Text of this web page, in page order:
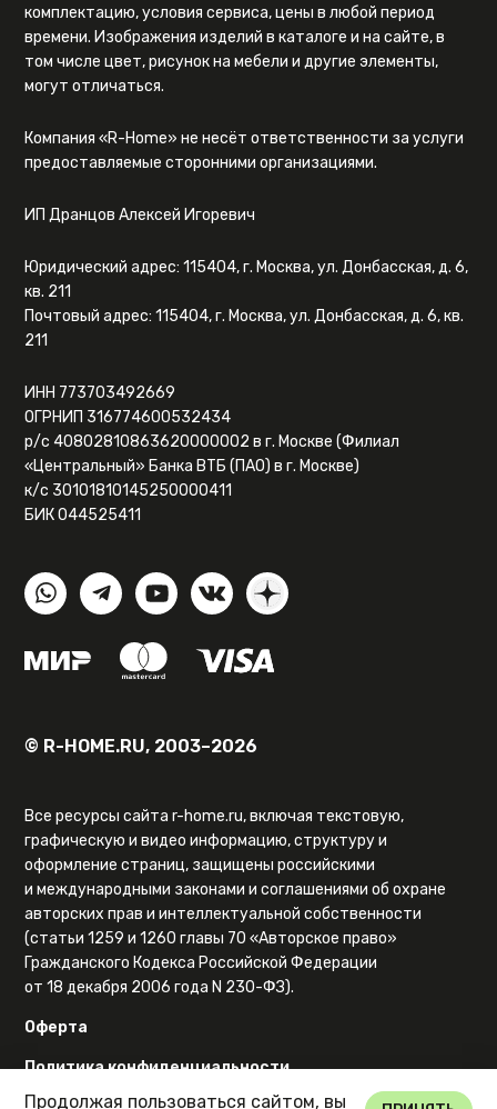
комплектацию, условия сервиса, цены в любой период
времени. Изображения изделий в каталоге и на сайте, в
том числе цвет, рисунок на мебели и другие элементы,
могут отличаться.
Компания «R-Home» не несёт ответственности за услуги
предоставляемые сторонними организациями.
ИП Дранцов Алексей Игоревич
Юридический адрес: 115404, г. Москва, ул. Донбасская, д. 6,
кв. 211
Почтовый адрес: 115404, г. Москва, ул. Донбасская, д. 6, кв.
211
ИНН 773703492669
ОГРНИП 316774600532434
р/с 40802810863620000002 в г. Москве (Филиал
«Центральный» Банка ВТБ (ПАО) в г. Москве)
к/с 30101810145250000411
БИК 044525411
© R-HOME.RU, 2003–2026
Все ресурсы сайта r-home.ru, включая текстовую,
графическую и видео информацию, структуру и
оформление страниц, защищены российскими
и международными законами и соглашениями об охране
авторских прав и интеллектуальной собственности
(статьи 1259 и 1260 главы 70 «Авторское право»
Гражданского Кодекса Российской Федерации
от 18 декабря 2006 года N 230-ФЗ).
Оферта
Политика конфиденциальности
Продолжая пользоваться сайтом, вы